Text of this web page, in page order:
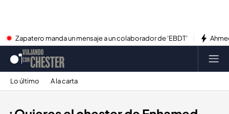
Zapatero manda un mensaje a un colaborador de 'EBDT'
Lo último A la carta